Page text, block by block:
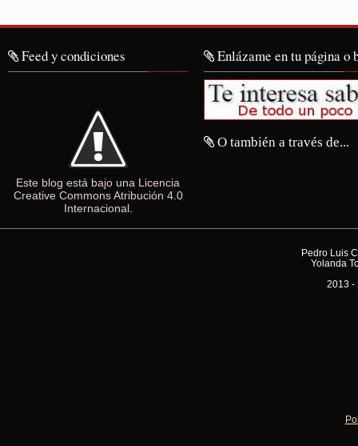
Feed y condiciones
Este blog está bajo una Licencia
Creative Commons Atribución 4.0
Internacional.
Enlázame en tu página o
O también a través de...
Pedro Luis
Yolanda
2013 -